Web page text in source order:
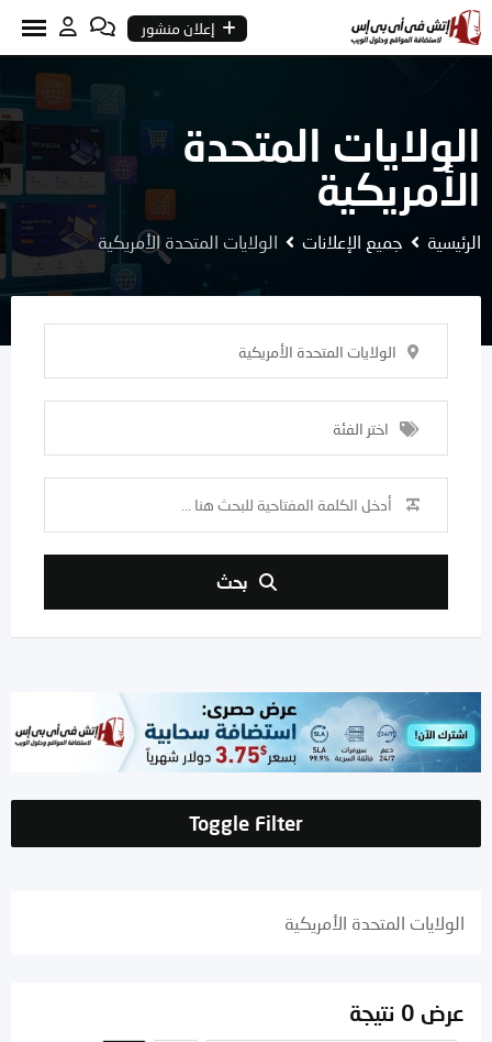
Skip
to
إعلان منشور
الولايات المتحدة
الأمريكية
الرئيسية جميع الإعلانات الولايات المتحدة الأمريكية
الولايات المتحدة الأمريكية
اختر الفئة
بحث
Toggle Filter
الولايات المتحدة الأمريكية
عرض 0 نتيجة